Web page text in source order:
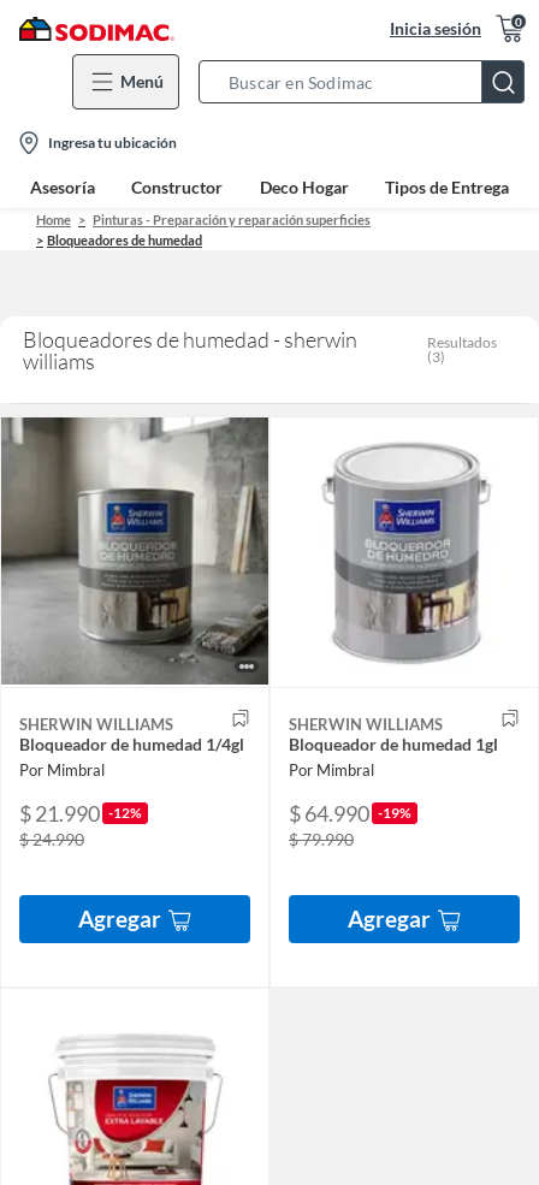
Inicia sesión 0
Menú
Bar
location-
icon
Ingresa tu ubicación
Asesoría Constructor Deco Hogar Tipos de Entrega
Home
Pinturas - Preparación y reparación superficies
Bloqueadores de humedad
Bloqueadores de humedad - sherwin
williams
Resultados
(3)
SHERWIN WILLIAMS
Bloqueador de humedad 1/4gl
Por Mimbral
$ 21.990 -12%
$ 24.990
Agregar
SHERWIN WILLIAMS
Bloqueador de humedad 1gl
Por Mimbral
$ 64.990 -19%
$ 79.990
Agregar